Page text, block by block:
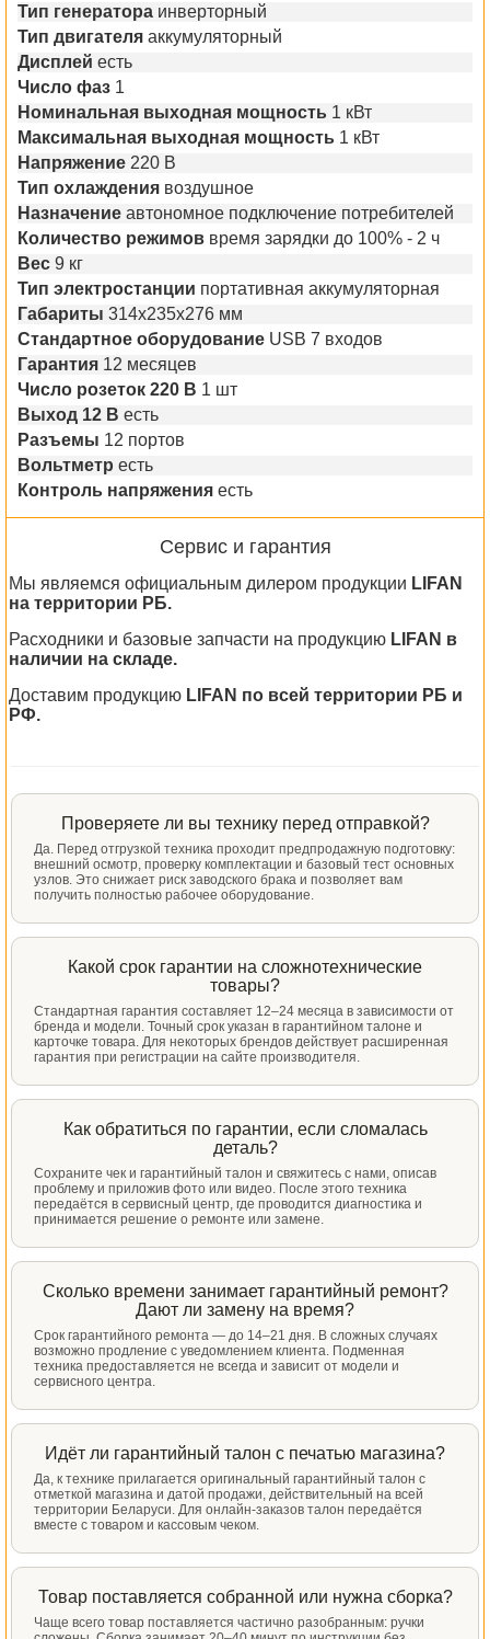
Тип генератора инверторный
Тип двигателя аккумуляторный
Дисплей есть
Число фаз 1
Номинальная выходная мощность 1 кВт
Максимальная выходная мощность 1 кВт
Напряжение 220 В
Тип охлаждения воздушное
Назначение автономное подключение потребителей
Количество режимов время зарядки до 100% - 2 ч
Вес 9 кг
Тип электростанции портативная аккумуляторная
Габариты 314х235х276 мм
Стандартное оборудование USB 7 входов
Гарантия 12 месяцев
Число розеток 220 В 1 шт
Выход 12 В есть
Разъемы 12 портов
Вольтметр есть
Контроль напряжения есть
Сервис и гарантия
Мы являемся официальным дилером продукции LIFAN
на территории РБ.
Расходники и базовые запчасти на продукцию LIFAN в
наличии на складе.
Доставим продукцию LIFAN по всей территории РБ и
РФ.
Проверяете ли вы технику перед отправкой?
Да. Перед отгрузкой техника проходит предпродажную подготовку:
внешний осмотр, проверку комплектации и базовый тест основных
узлов. Это снижает риск заводского брака и позволяет вам
получить полностью рабочее оборудование.
Какой срок гарантии на сложнотехнические
товары?
Стандартная гарантия составляет 12–24 месяца в зависимости от
бренда и модели. Точный срок указан в гарантийном талоне и
карточке товара. Для некоторых брендов действует расширенная
гарантия при регистрации на сайте производителя.
Как обратиться по гарантии, если сломалась
деталь?
Сохраните чек и гарантийный талон и свяжитесь с нами, описав
проблему и приложив фото или видео. После этого техника
передаётся в сервисный центр, где проводится диагностика и
принимается решение о ремонте или замене.
Сколько времени занимает гарантийный ремонт?
Дают ли замену на время?
Срок гарантийного ремонта — до 14–21 дня. В сложных случаях
возможно продление с уведомлением клиента. Подменная
техника предоставляется не всегда и зависит от модели и
сервисного центра.
Идёт ли гарантийный талон с печатью магазина?
Да, к технике прилагается оригинальный гарантийный талон с
отметкой магазина и датой продажи, действительный на всей
территории Беларуси. Для онлайн-заказов талон передаётся
вместе с товаром и кассовым чеком.
Товар поставляется собранной или нужна сборка?
Чаще всего товар поставляется частично разобранным: ручки